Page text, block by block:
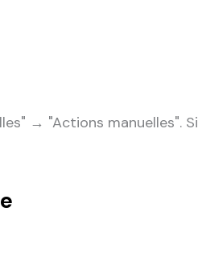
→ "Actions manuelles".